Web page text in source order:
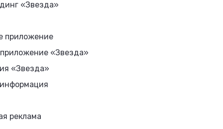
«Звезда»
приложение
«Звезда»
«Звезда»
реклама